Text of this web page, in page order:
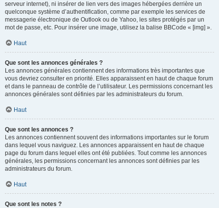
serveur internet), ni insérer de lien vers des images hébergées derrière un
quelconque système d’authentification, comme par exemple les services de
messagerie électronique de Outlook ou de Yahoo, les sites protégés par un
mot de passe, etc. Pour insérer une image, utilisez la balise BBCode « [img] ».
Haut
Que sont les annonces générales ?
Les annonces générales contiennent des informations très importantes que
vous devriez consulter en priorité. Elles apparaissent en haut de chaque forum
et dans le panneau de contrôle de l’utilisateur. Les permissions concernant les
annonces générales sont définies par les administrateurs du forum.
Haut
Que sont les annonces ?
Les annonces contiennent souvent des informations importantes sur le forum
dans lequel vous naviguez. Les annonces apparaissent en haut de chaque
page du forum dans lequel elles ont été publiées. Tout comme les annonces
générales, les permissions concernant les annonces sont définies par les
administrateurs du forum.
Haut
Que sont les notes ?